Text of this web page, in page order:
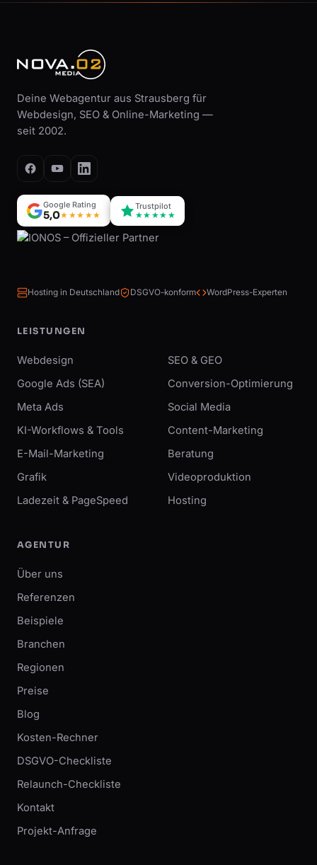
Deine Webagentur aus Strausberg für
Webdesign, SEO & Online-Marketing —
seit 2002.
Google Rating
5,0★★★★★
Trustpilot
★★★★★
Hosting in Deutschland DSGVO-konform WordPress-Experten
LEISTUNGEN
Webdesign
SEO & GEO
Google Ads (SEA)
Conversion-Optimierung
Meta Ads
Social Media
KI-Workflows & Tools
Content-Marketing
E-Mail-Marketing
Beratung
Grafik
Videoproduktion
Ladezeit & PageSpeed
Hosting
AGENTUR
Über uns
Referenzen
Beispiele
Branchen
Regionen
Preise
Blog
Kosten-Rechner
DSGVO-Checkliste
Relaunch-Checkliste
Kontakt
Projekt-Anfrage